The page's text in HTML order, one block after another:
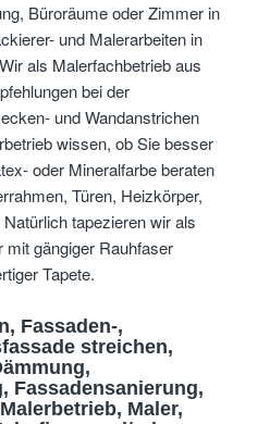
Büroräume oder Zimmer in
und Malerarbeiten in
als Malerfachbetrieb aus
bei der
und Wandanstrichen
wissen, ob Sie besser
oder Mineralfarbe beraten
Türen, Heizkörper,
tapezieren wir als
mit gängiger Rauhfaser
Tapete.
Fassaden-,
streichen,
Fassadensanierung,
Maler,